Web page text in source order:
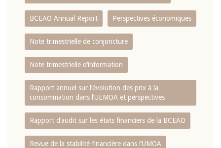
BCEAO Annual Report Perspectives économiques
Note trimestrielle de conjoncture
Note trimestrielle d‘information
Rapport annuel sur l‘évolution des prix à la
consommation dans l‘UEMOA et perspectives
Rapport d‘audit sur les états financiers de la BCEAO
Revue de la stabilité financière dans l‘UMOA